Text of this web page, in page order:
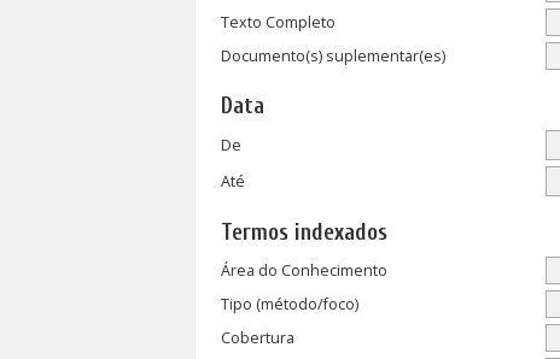
Texto Completo
Documento(s) suplementar(es)
Data
De
Até
Termos indexados
Área do Conhecimento
Tipo (método/foco)
Cobertura